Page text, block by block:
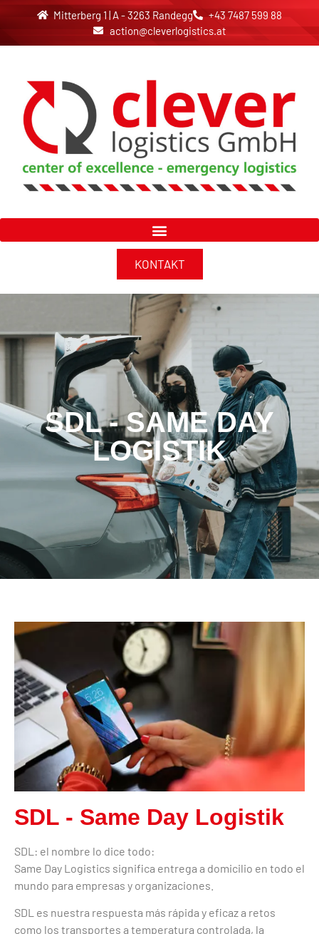
Mitterberg 1 | A - 3263 Randegg
+43 7487 599 88
action@cleverlogistics.at
KONTAKT
SDL - SAME DAY
LOGISTIK
SDL - Same Day Logistik
SDL: el nombre lo dice todo:
Same Day Logistics significa entrega a domicilio en todo el
mundo para empresas y organizaciones.
SDL es nuestra respuesta más rápida y eficaz a retos
como los transportes a temperatura controlada, la